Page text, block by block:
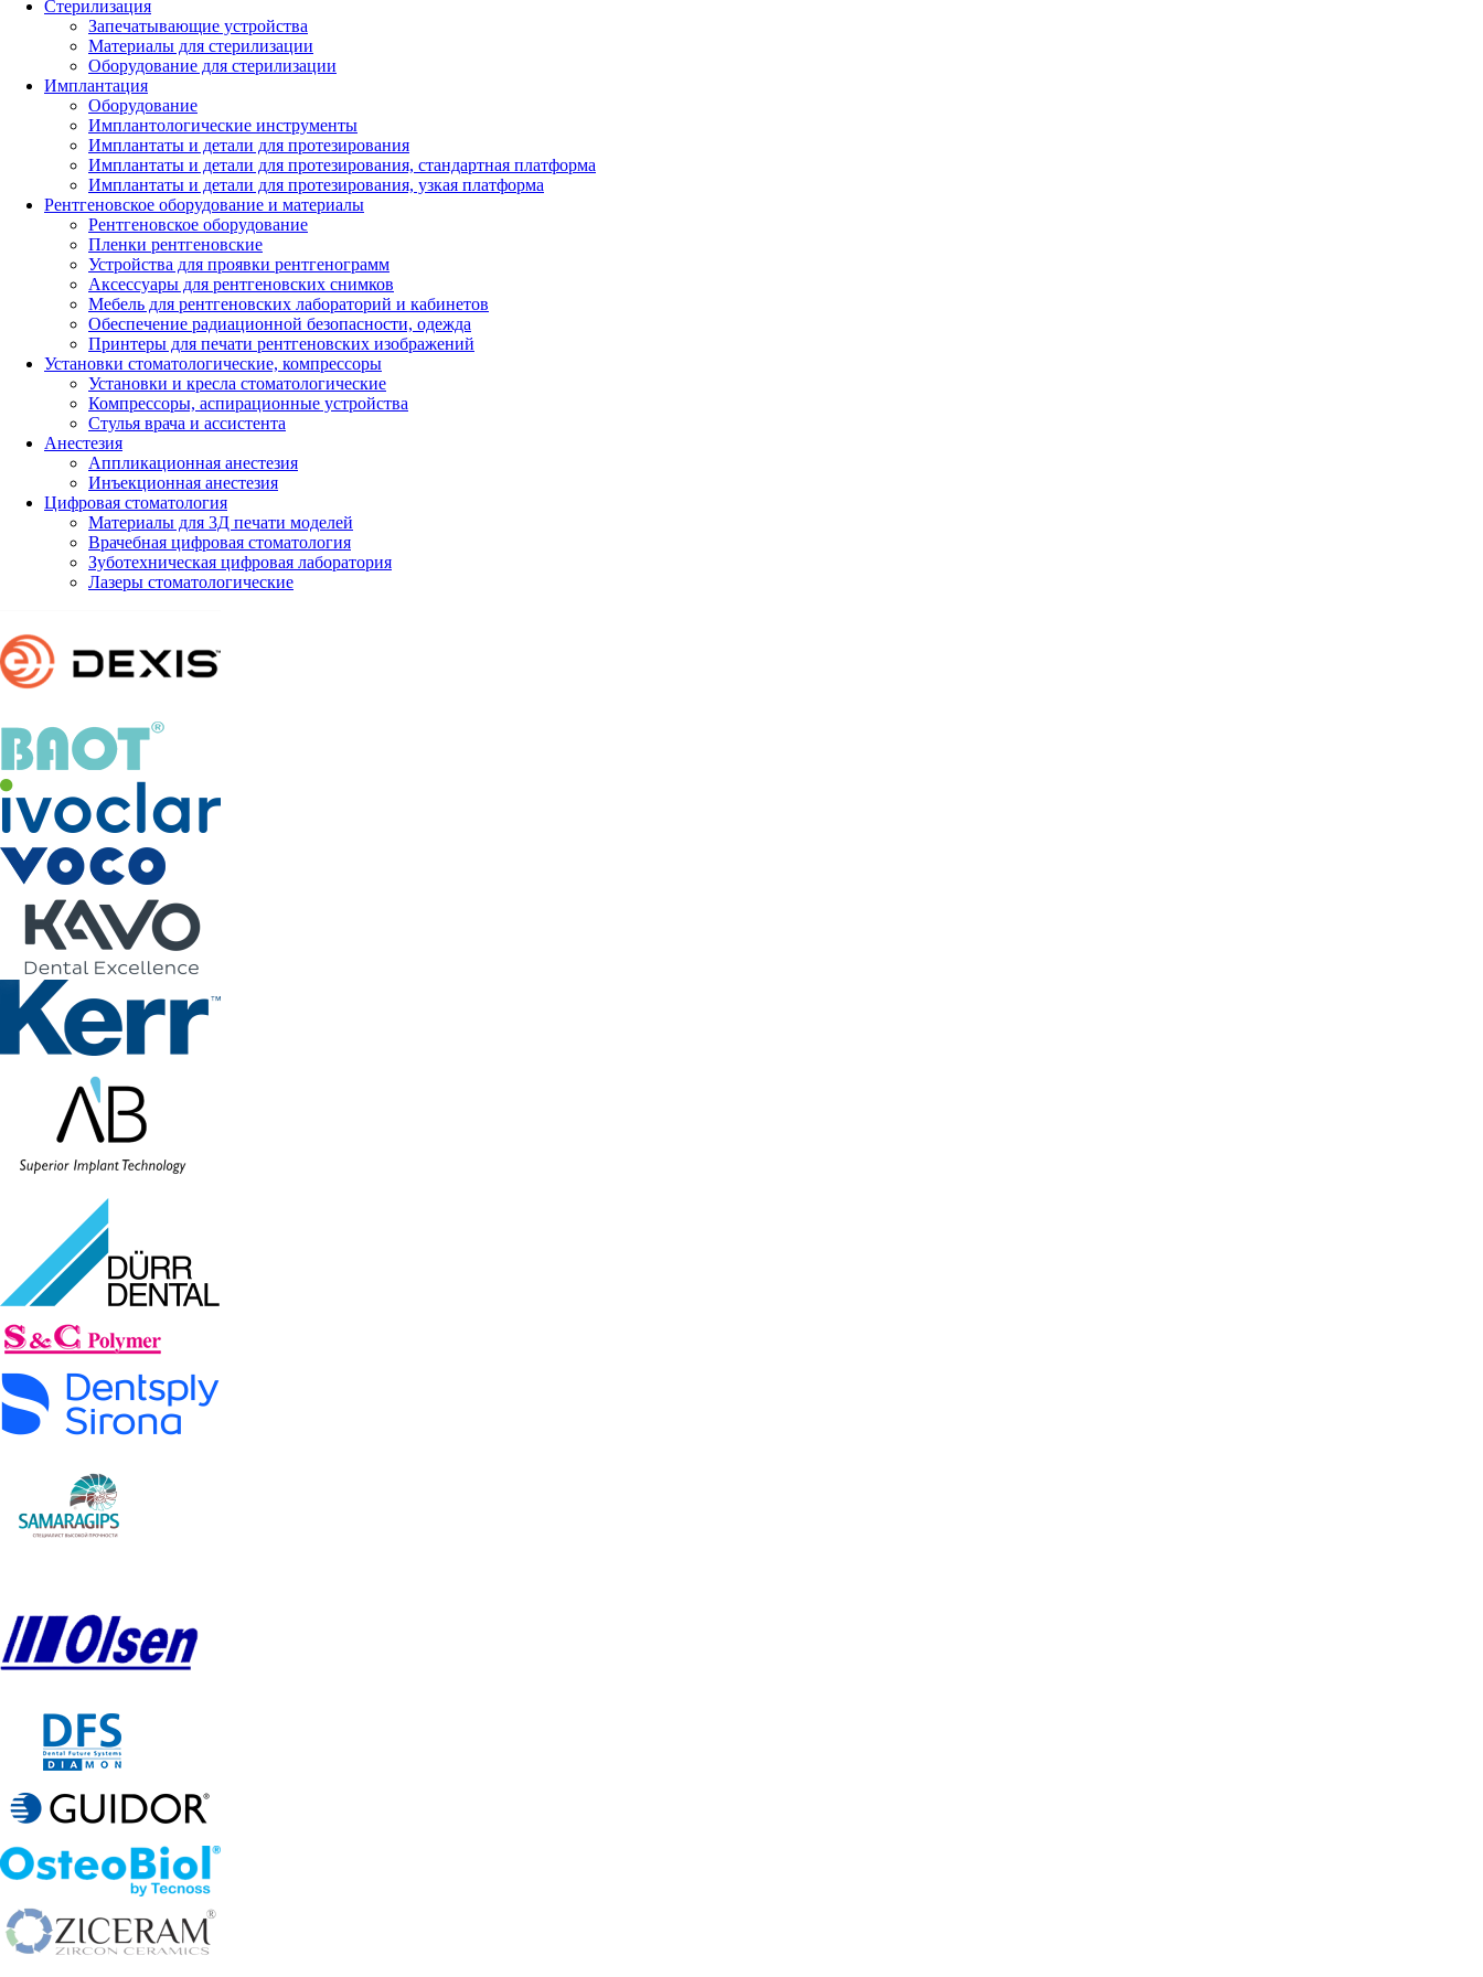
Стерилизация
Запечатывающие устройства
Материалы для стерилизации
Оборудование для стерилизации
Имплантация
Оборудование
Имплантологические инструменты
Имплантаты и детали для протезирования
Имплантаты и детали для протезирования, стандартная платформа
Имплантаты и детали для протезирования, узкая платформа
Рентгеновское оборудование и материалы
Рентгеновское оборудование
Пленки рентгеновские
Устройства для проявки рентгенограмм
Аксессуары для рентгеновских снимков
Мебель для рентгеновских лабораторий и кабинетов
Обеспечение радиационной безопасности, одежда
Принтеры для печати рентгеновских изображений
Установки стоматологические, компрессоры
Установки и кресла стоматологические
Компрессоры, аспирационные устройства
Стулья врача и ассистента
Анестезия
Аппликационная анестезия
Инъекционная анестезия
Цифровая стоматология
Материалы для 3Д печати моделей
Врачебная цифровая стоматология
Зуботехническая цифровая лаборатория
Лазеры стоматологические